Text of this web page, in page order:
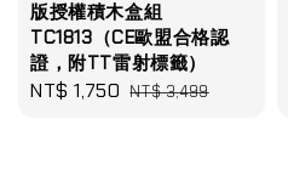
版授權積木盒組
TC1813（CE歐盟合格認
證，附TT雷射標籤）
Sale
NT$ 1,750 Regular
NT$ 3,499